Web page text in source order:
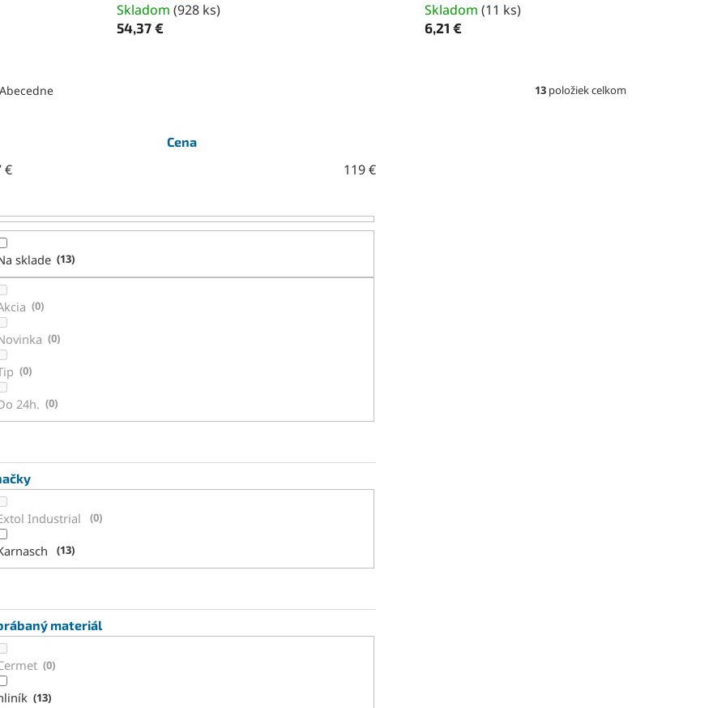
Skladom(928 ks)
54,37 €
Skladom (11 ks)
6,21 €
Abecedne 13 položiek celkom
Cena
€ 119€
sklade 13
0
0
0
24h. 0
Industrial 0
13
materiál
0
13